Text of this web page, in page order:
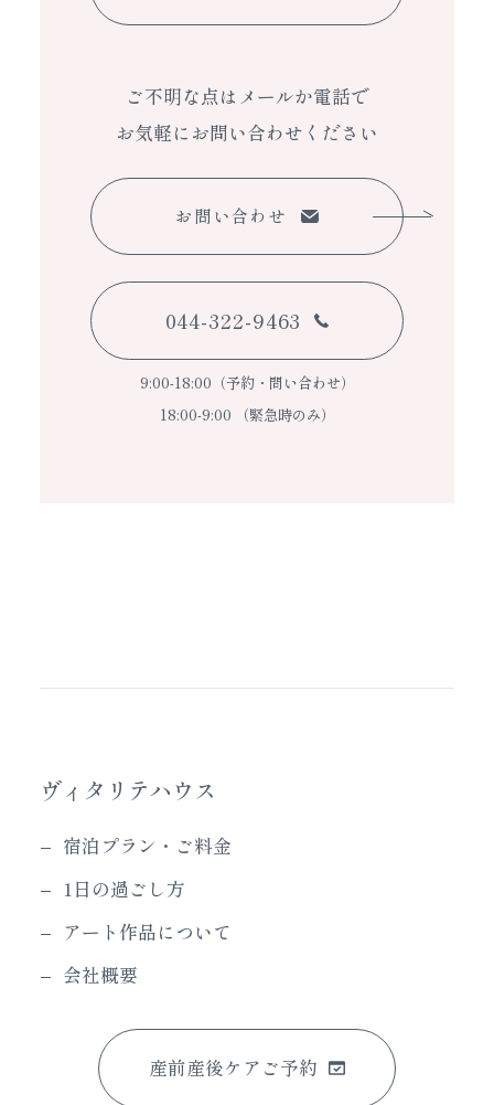
ご不明な点はメールか電話で
お気軽にお問い合わせください
お問い合わせ
044-322-9463
9:00-18:00（予約・問い合わせ）
18:00-9:00 （緊急時のみ）
ヴィタリテハウス
宿泊プラン・ご料金
1日の過ごし方
アート作品について
会社概要
産前産後ケアご予約